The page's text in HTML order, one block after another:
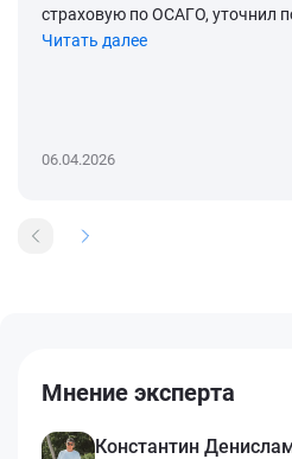
страховую по ОСАГО, уточнил
Читать далее
06.04.2026
Мнение эксперта
Константин